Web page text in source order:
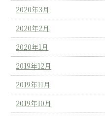
2020年3月
2020年2月
2020年1月
2019年12月
2019年11月
2019年10月